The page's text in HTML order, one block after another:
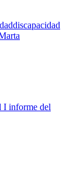
discapacidad
I informe del